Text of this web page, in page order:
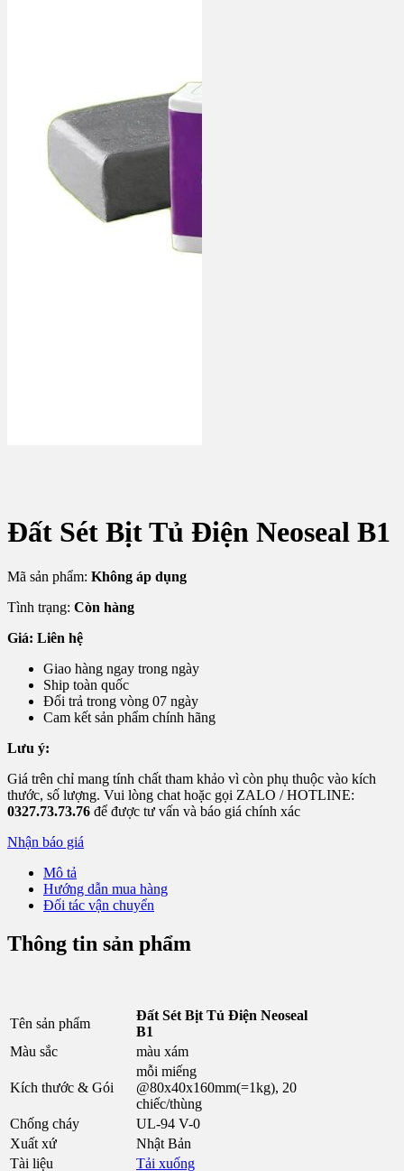
Đất Sét Bịt Tủ Điện Neoseal B1
Mã sản phẩm: Không áp dụng
Tình trạng: Còn hàng
Giá: Liên hệ
Giao hàng ngay trong ngày
Ship toàn quốc
Đổi trả trong vòng 07 ngày
Cam kết sản phẩm chính hãng
Lưu ý:
Giá trên chỉ mang tính chất tham khảo vì còn phụ thuộc vào kích
thước, số lượng. Vui lòng chat hoặc gọi ZALO / HOTLINE:
0327.73.73.76 để được tư vấn và báo giá chính xác
Nhận báo giá
Mô tả
Hướng dẫn mua hàng
Đối tác vận chuyển
Thông tin sản phẩm
Tên sản phẩm
Đất Sét Bịt Tủ Điện Neoseal
B1
Màu sắc
màu xám
Kích thước & Gói
mỗi miếng
@80x40x160mm(=1kg), 20
chiếc/thùng
Chống cháy
UL-94 V-0
Xuất xứ
Nhật Bản
Tài liệu
Tải xuống